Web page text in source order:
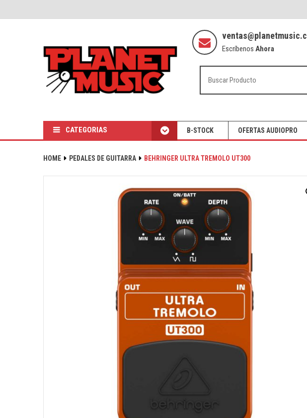
ventas@planetmusic.cl
Escríbenos Ahora
CATEGORIAS B-STOCK OFERTAS AUDIOPRO
HOME PEDALES DE GUITARRA BEHRINGER ULTRA TREMOLO UT300